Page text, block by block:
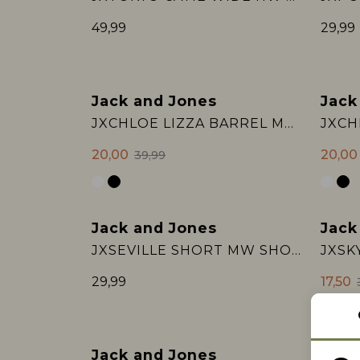
49,99 29,99
Sale
Jack and Jones
JXCHLOE LIZZA BARREL MW PANTS PNT
20,00 39,99
Sale
20,00
Jack and Jones
JXSEVILLE SHORT MW SHORTS DNM LN
29,99
Sale
17,50
Jack and Jones